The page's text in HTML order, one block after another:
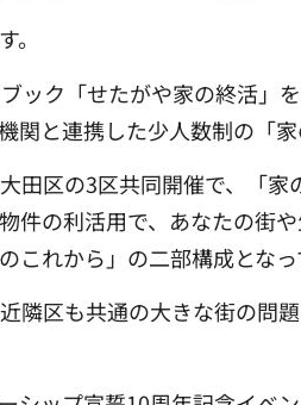
。
ック「せたがや家の終活」
関と連携した少人数制の「
田区の3区共同開催で、「
件の利活用で、あなたの街
これから」の二部構成となっ
隣区も共通の大きな街の問